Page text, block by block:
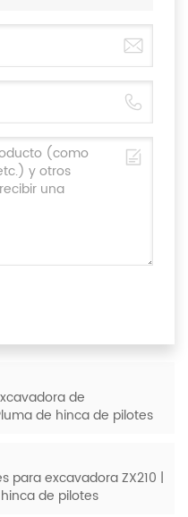
de
de hinca de pilotes
para excavadora ZX210 |
de pilotes